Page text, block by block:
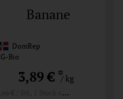
Banane
DomRep
Bio
3,89 € *
/ kg
0,66 € / Stk, 1 Stück ca. 170g